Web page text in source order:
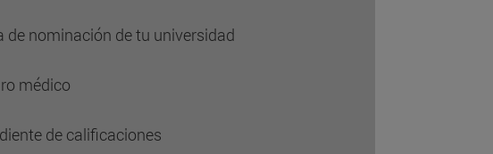
de nominación de tu universidad
médico
de calificaciones